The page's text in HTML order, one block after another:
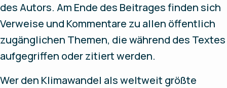
des Autors. Am Ende des Beitrages finden sich
Verweise und Kommentare zu allen öffentlich
zugänglichen Themen, die während des Textes
aufgegriffen oder zitiert werden.
Wer den Klimawandel als weltweit größte